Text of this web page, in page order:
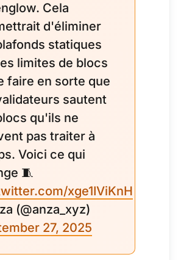
Cela
d'éliminer
statiques
limites de blocs
faire en sorte que
sautent
qu'ils ne
pas traiter à
Voici ce qui
🧵
xge1IViKnH
(@anza_xyz)
27, 2025